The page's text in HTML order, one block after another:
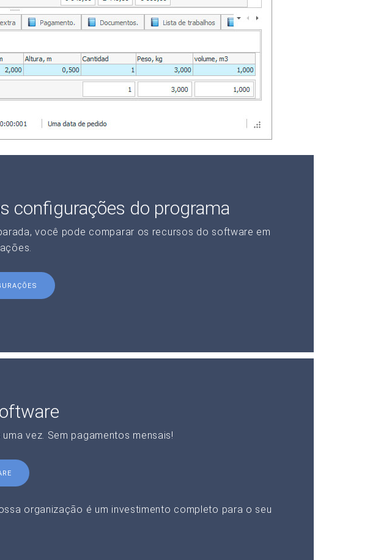
configurações do programa
você pode comparar os recursos do software em
vez. Sem pagamentos mensais!
organização é um investimento completo para o seu